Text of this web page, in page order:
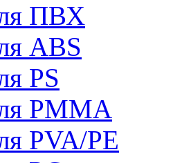
ПВХ
ABS
PS
PMMA
PVA/PE